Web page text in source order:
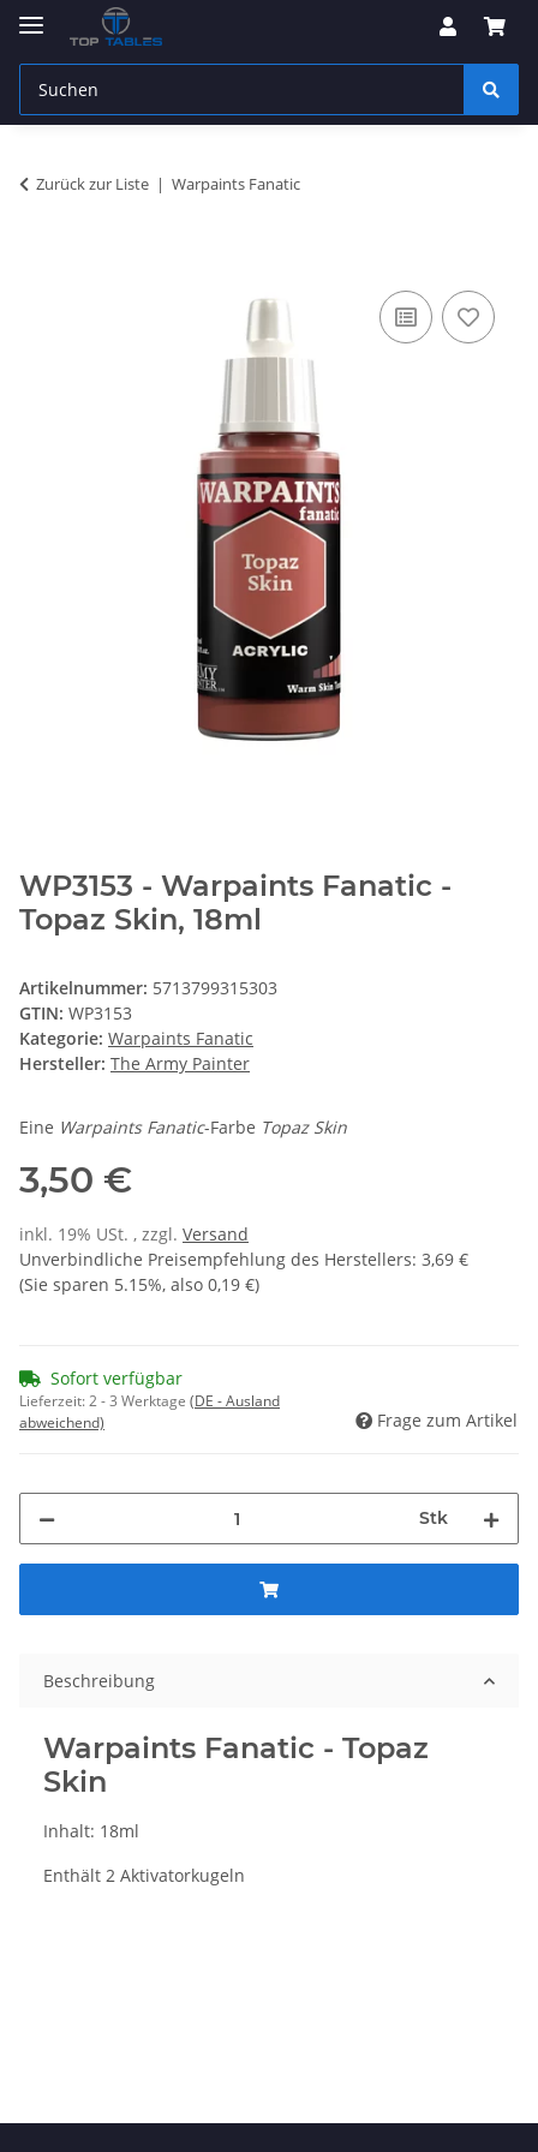
Zurück zur Liste Warpaints Fanatic
WP3153 - Warpaints Fanatic -
Topaz Skin, 18ml
Artikelnummer: 5713799315303
GTIN: WP3153
Kategorie: Warpaints Fanatic
Hersteller: The Army Painter
Eine Warpaints Fanatic-Farbe Topaz Skin
3,50 €
inkl. 19% USt. , zzgl. Versand
Unverbindliche Preisempfehlung des Herstellers: 3,69 €
(Sie sparen 5.15%, also 0,19 €)
Sofort verfügbar
Lieferzeit:2 - 3 Werktage (DE - Ausland
abweichend)
Frage zum Artikel
Stk
Beschreibung
Warpaints Fanatic - Topaz
Skin
Inhalt: 18ml
Enthält 2 Aktivatorkugeln